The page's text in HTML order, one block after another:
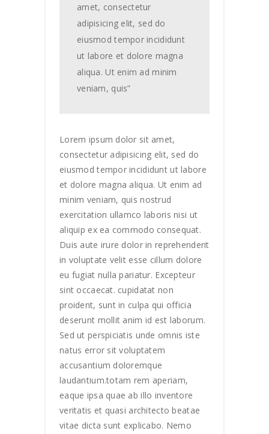
amet, consectetur
adipisicing elit, sed do
eiusmod tempor incididunt
ut labore et dolore magna
aliqua. Ut enim ad minim
veniam, quis”
Lorem ipsum dolor sit amet,
consectetur adipisicing elit, sed do
eiusmod tempor incididunt ut labore
et dolore magna aliqua. Ut enim ad
minim veniam, quis nostrud
exercitation ullamco laboris nisi ut
aliquip ex ea commodo consequat.
Duis aute irure dolor in reprehenderit
in voluptate velit esse cillum dolore
eu fugiat nulla pariatur. Excepteur
sint occaecat. cupidatat non
proident, sunt in culpa qui officia
deserunt mollit anim id est laborum.
Sed ut perspiciatis unde omnis iste
natus error sit voluptatem
accusantium doloremque
laudantium.totam rem aperiam,
eaque ipsa quae ab illo inventore
veritatis et quasi architecto beatae
vitae dicta sunt explicabo. Nemo